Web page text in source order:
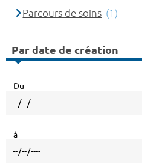
Parcours de soins (1)
Par date de création
Du
à